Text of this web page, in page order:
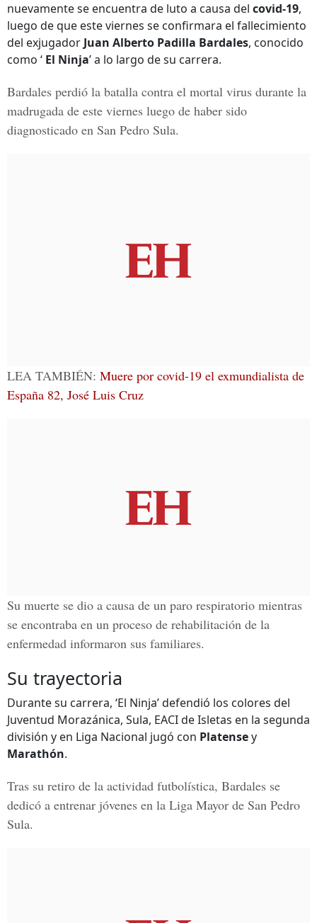
nuevamente se encuentra de luto a causa del covid-19,
luego de que este viernes se confirmara el fallecimiento
del exjugador Juan Alberto Padilla Bardales, conocido
como ‘ El Ninja’ a lo largo de su carrera.
Bardales perdió la batalla contra el mortal virus durante la
madrugada de este viernes luego de haber sido
diagnosticado en San Pedro Sula.
LEA TAMBIÉN: Muere por covid-19 el exmundialista de
España 82, José Luis Cruz
Su muerte se dio a causa de un paro respiratorio mientras
se encontraba en un proceso de rehabilitación de la
enfermedad informaron sus familiares.
Su trayectoria
Durante su carrera, ‘El Ninja’ defendió los colores del
Juventud Morazánica, Sula, EACI de Isletas en la segunda
división y en Liga Nacional jugó con Platensey
Marathón.
Tras su retiro de la actividad futbolística, Bardales se
dedicó a entrenar jóvenes en la Liga Mayor de San Pedro
Sula.